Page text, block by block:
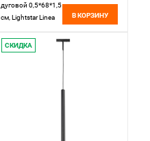
дуговой 0,5*68*1,5
см, Lightstar Linea
В КОРЗИНУ
СКИДКА